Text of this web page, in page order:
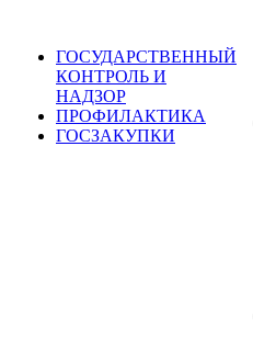
ГОСУДАРСТВЕННЫЙ
КОНТРОЛЬ И
НАДЗОР
ПРОФИЛАКТИКА
ГОСЗАКУПКИ